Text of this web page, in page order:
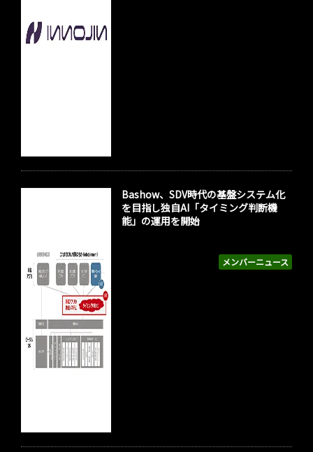
メンバーニュース
Bashow、SDV時代の基盤システム化
を目指し独自AI「タイミング判断機
能」の運用を開始